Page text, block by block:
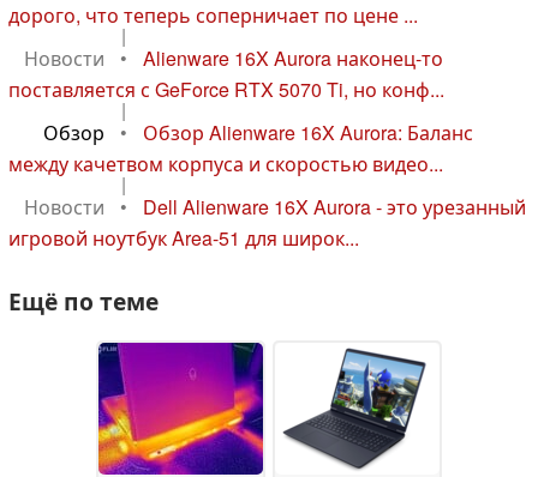
дорого, что теперь соперничает по цене ...
|
Новости
•
Alienware 16X Aurora наконец-то
поставляется с GeForce RTX 5070 Ti, но конф...
|
Обзор
•
Обзор Alienware 16X Aurora: Баланс
между качетвом корпуса и скоростью видео...
|
Новости
•
Dell Alienware 16X Aurora - это урезанный
игровой ноутбук Area-51 для широк...
Ещё по теме